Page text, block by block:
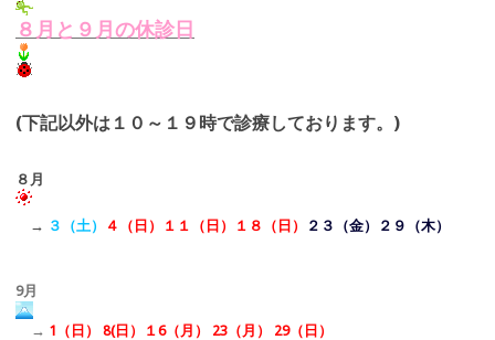
８月と９月の休診日
(下記以外は１０～１９時で診療しております。)
８月
→ ３（土） ４（日）１１（日） １８（日） ２３（金）２９（木）
9月
→ 1（日） 8(日）１6（月） 23（月） 29（日）